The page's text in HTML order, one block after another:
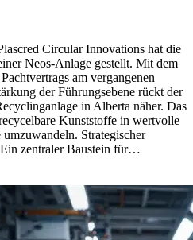
Circular Innovations hat die
Neos-Anlage gestellt. Mit dem
am vergangenen
der Führungsebene rückt der
in Alberta näher. Das
Kunststoffe in wertvolle
Strategischer
zentraler Baustein für…